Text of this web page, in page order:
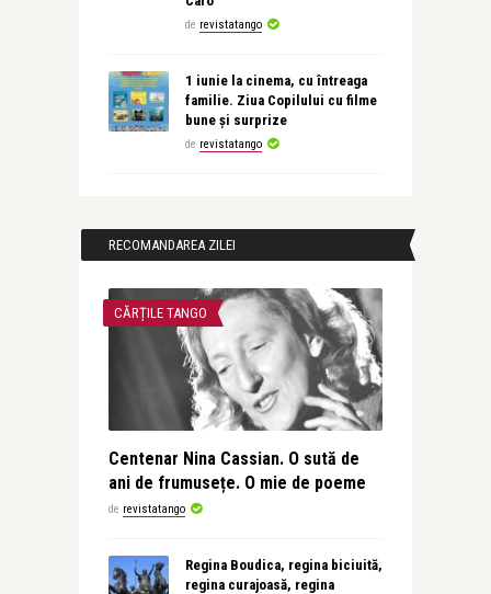
de revistatango
1 iunie la cinema, cu întreaga
familie. Ziua Copilului cu filme
bune și surprize
de revistatango
RECOMANDAREA ZILEI
CĂRȚILE TANGO
Centenar Nina Cassian. O sută de
ani de frumusețe. O mie de poeme
de revistatango
Regina Boudica, regina biciuită,
regina curajoasă, regina